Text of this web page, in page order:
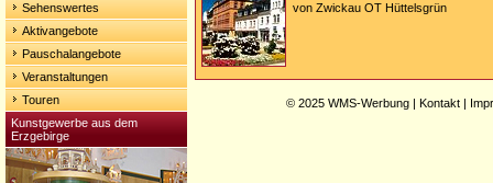
Sehenswertes
Aktivangebote
Pauschalangebote
Veranstaltungen
Touren
Kunstgewerbe aus dem
Erzgebirge
von Zwickau OT Hüttelsgrün
© 2025 WMS-Werbung | Kontakt |